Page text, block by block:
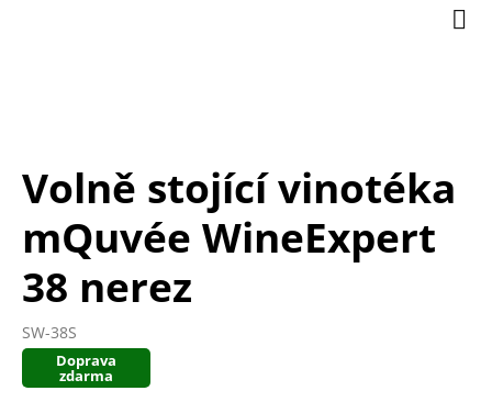
Volně stojící vinotéka
mQuvée WineExpert
38 nerez
SW-38S
Doprava
zdarma